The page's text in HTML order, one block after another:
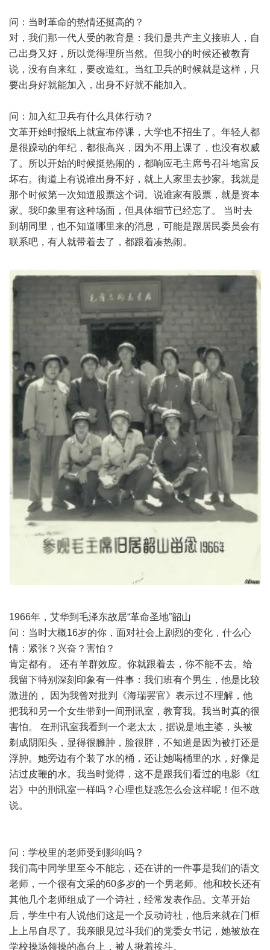
问：当时革命的热情还挺高的？
对，我们那一代人受的教育是：我们是共产主义接班人，自
己出身又好，所以觉得理所当然。但我小的时候还被教育
说，没有自来红，要改造红。当红卫兵的时候就是这样，只
要出身好就能加入，出身不好就不能加入。
问：加入红卫兵有什么具体行动？
文革开始时报纸上就宣布停课，大学也不招生了。年轻人都
是很躁动的年纪，都很高兴，因为不用上课了，也没有权威
了。所以开始的时候挺热闹的，都响应毛主席号召斗地富反
坏右。街道上有说谁出身不好，就上人家里去抄家。我就是
那个时候第一次知道股票这个词。说谁家有股票，就是资本
家。我印象里有这种场面，但具体细节已经忘了。 当时去
到胡同里，也不知道哪里来的消息，可能是跟居民委员会有
联系吧，有人就带着去了，都跟着凑热闹。
1966年，艾华到毛泽东故居“革命圣地”韶山
问：当时大概16岁的你，面对社会上剧烈的变化，什么心
情：紧张？兴奋？害怕？
肯定都有。 还有羊群效应。你就跟着去，你不能不去。给
我留下特别深刻印象有一件事：我们班有个男生，他是比较
激进的， 因为我曾对批判《海瑞罢官》表示过不理解，他
把我和另一个女生带到一间刑讯室，教育我。我当时真的很
害怕。 在刑讯室我看到一个老太太，据说是地主婆，头被
剃成阴阳头，显得很臃肿，脸很胖，不知道是因为被打还是
浮肿。她旁边有个装了水的桶，还让她喝桶里的水，好像是
沾过皮鞭的水。我当时觉得，这不是跟我们看过的电影《红
岩》中的刑讯室一样吗？心理也疑惑怎么会这样呢！但不敢
说。
问：学校里的老师受到影响吗？
我们高中同学里至今不能忘，还在讲的一件事是我们的语文
老师，一个很有文采的60多岁的一个男老师。他和校长还有
其他几个老师组成了一个诗社，经常发表作品。文革开始
后，学生中有人说他们这是一个反动诗社，他后来就在门框
上上吊自尽了。我亲眼见过斗我们的党委女书记，她被放在
学校操场领操的高台上，被人揪着挨斗。